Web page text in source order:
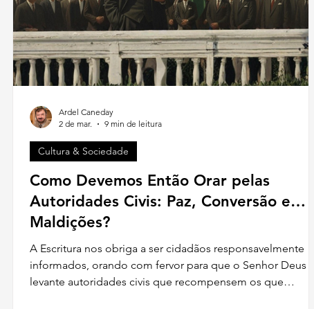
Como Devemos Então Orar pelas
Autoridades Civis: Paz, Conversão e…
Maldições?
A Escritura nos obriga a ser cidadãos responsavelmente
informados, orando com fervor para que o Senhor Deus
levante autoridades civis que recompensem os que
Cultura & Sociedade
Ardel Caneday
2 de mar.
9 min de leitura